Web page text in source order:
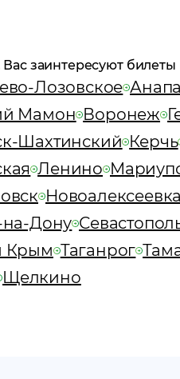
заинтересуют билеты
Лозовское
Мамон Воронеж
Шахтинский Керчь
Ленино
на-Дону
Крым Таганрог
Щелкино